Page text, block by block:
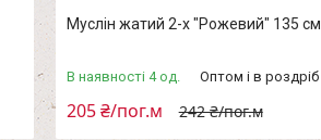
Муслін жатий 2-х "Рожевий" 135 см
В наявності 4 од. Оптом і в роздріб
242 ₴/пог.м
205 ₴/пог.м